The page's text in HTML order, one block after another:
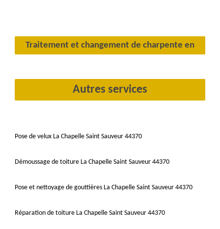
Traitement et changement de charpente en
Autres services
Pose de velux La Chapelle Saint Sauveur 44370
Démoussage de toiture La Chapelle Saint Sauveur 44370
Pose et nettoyage de gouttières La Chapelle Saint Sauveur 44370
Réparation de toiture La Chapelle Saint Sauveur 44370